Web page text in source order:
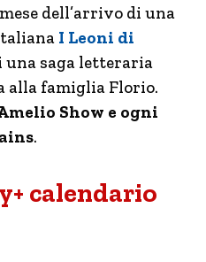
dell’arrivo di una
I Leoni di
una saga letteraria
alla famiglia Florio.
Show e ogni
.
calendario